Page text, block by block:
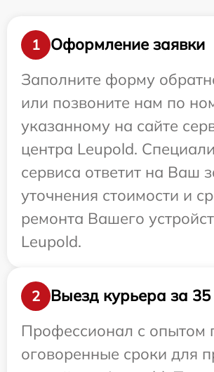
1
Оформление заявки
Заполните форму
или позвоните нам по
указанному на сайте
центра Leupold.
сервиса ответит на Ваш
уточнения стоимости и
ремонта Вашего
Leupold.
2
Выезд курьера за 35
Профессионал с опытом
оговоренные сроки для